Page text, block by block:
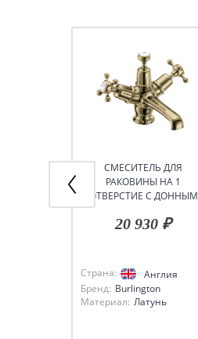
СМЕСИТЕЛЬ ДЛЯ
РАКОВИНЫ НА 1
ОТВЕРСТИЕ С ДОННЫМ
20 930 ₽
Страна:
Англия
Бренд: Burlington
Материал: Латунь